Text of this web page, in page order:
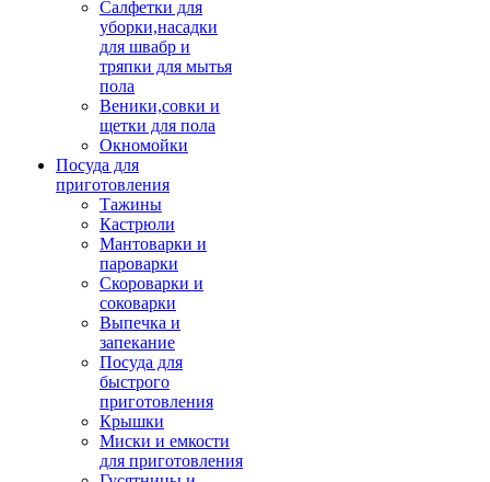
Салфетки для
уборки,насадки
для швабр и
тряпки для мытья
пола
Веники,совки и
щетки для пола
Окномойки
Посуда для
приготовления
Тажины
Кастрюли
Мантоварки и
пароварки
Скороварки и
соковарки
Выпечка и
запекание
Посуда для
быстрого
приготовления
Крышки
Миски и емкости
для приготовления